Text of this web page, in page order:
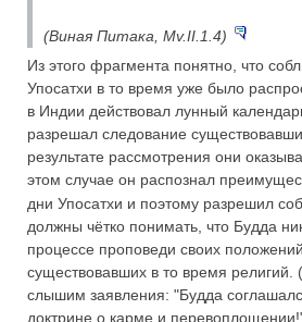
(Виная Питака, Mv.II.1.4)
Из этого фрагмента понятно, что
Упосатхи в то время уже было
в Индии действовал лунный
разрешал следование
результате рассмотрения они
этом случае он распознал
дни Упосатхи и поэтому разрешил
должны чётко понимать, что Будда
процессе проповеди своих
существовавших в то время религий.
слышим заявления: "Будда
доктрине о карме и